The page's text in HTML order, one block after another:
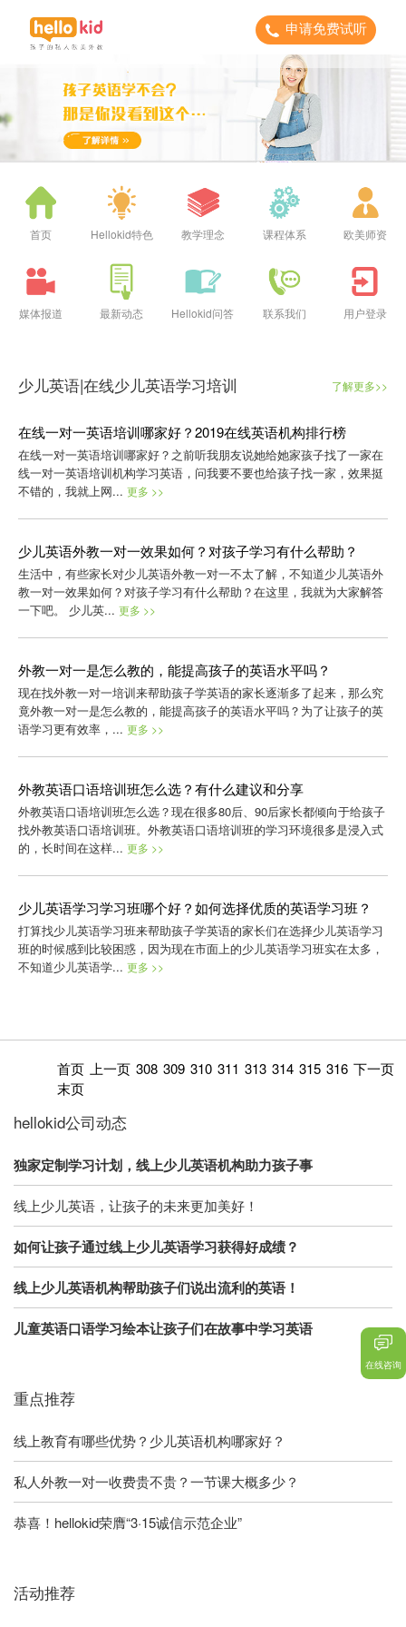
申请免费试听
首页 Hellokid特色 教学理念 课程体系 欧美师资
媒体报道 最新动态 Hellokid问答 联系我们 用户登录
少儿英语|在线少儿英语学习培训 了解更多>>
在线一对一英语培训哪家好？2019在线英语机构排行榜
在线一对一英语培训哪家好？之前听我朋友说她给她家孩子找了一家在
线一对一英语培训机构学习英语，问我要不要也给孩子找一家，效果挺
不错的，我就上网... 更多 >>
少儿英语外教一对一效果如何？对孩子学习有什么帮助？
生活中，有些家长对少儿英语外教一对一不太了解，不知道少儿英语外
教一对一效果如何？对孩子学习有什么帮助？在这里，我就为大家解答
一下吧。 少儿英... 更多 >>
外教一对一是怎么教的，能提高孩子的英语水平吗？
现在找外教一对一培训来帮助孩子学英语的家长逐渐多了起来，那么究
竟外教一对一是怎么教的，能提高孩子的英语水平吗？为了让孩子的英
语学习更有效率，... 更多 >>
外教英语口语培训班怎么选？有什么建议和分享
外教英语口语培训班怎么选？现在很多80后、90后家长都倾向于给孩子
找外教英语口语培训班。外教英语口语培训班的学习环境很多是浸入式
的，长时间在这样... 更多 >>
少儿英语学习学习班哪个好？如何选择优质的英语学习班？
打算找少儿英语学习班来帮助孩子学英语的家长们在选择少儿英语学习
班的时候感到比较困惑，因为现在市面上的少儿英语学习班实在太多，
不知道少儿英语学... 更多 >>
首页 上一页 308 309 310 311 313 314 315 316 下一页
末页
hellokid公司动态
独家定制学习计划，线上少儿英语机构助力孩子事
线上少儿英语，让孩子的未来更加美好！
如何让孩子通过线上少儿英语学习获得好成绩？
线上少儿英语机构帮助孩子们说出流利的英语！
儿童英语口语学习绘本让孩子们在故事中学习英语
重点推荐
线上教育有哪些优势？少儿英语机构哪家好？
私人外教一对一收费贵不贵？一节课大概多少？
恭喜！hellokid荣膺“3·15诚信示范企业”
活动推荐
在线咨询